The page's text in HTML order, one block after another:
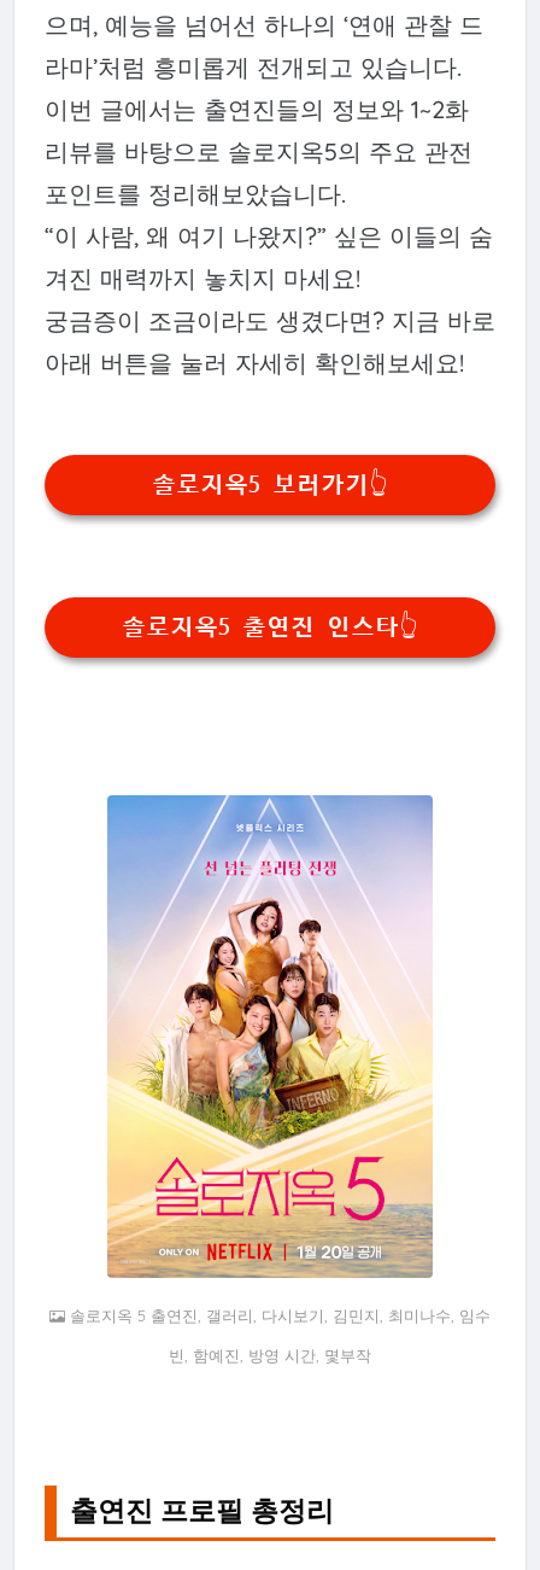
으며, 예능을 넘어선 하나의 ‘연애 관찰 드
라마’처럼 흥미롭게 전개되고 있습니다.
이번 글에서는 출연진들의 정보와 1~2화
리뷰를 바탕으로 솔로지옥5의 주요 관전
포인트를 정리해보았습니다.
“이 사람, 왜 여기 나왔지?” 싶은 이들의 숨
겨진 매력까지 놓치지 마세요!
궁금증이 조금이라도 생겼다면? 지금 바로
아래 버튼을 눌러 자세히 확인해보세요!
솔로지옥5 보러가기👆
솔로지옥5 출연진 인스타👆
솔로지옥 5 출연진, 갤러리, 다시보기, 김민지, 최미나수, 임수
빈, 함예진, 방영 시간, 몇부작
출연진 프로필 총정리